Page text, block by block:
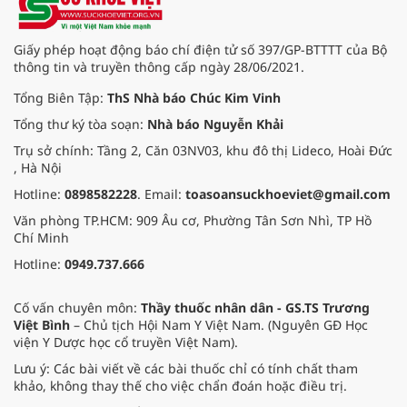
Giấy phép hoạt động báo chí điện tử số 397/GP-BTTTT của Bộ
thông tin và truyền thông cấp ngày 28/06/2021.
Tổng Biên Tập: ThS Nhà báo Chúc Kim Vinh
Tổng thư ký tòa soạn: Nhà báo Nguyễn Khải
Trụ sở chính: Tầng 2, Căn 03NV03, khu đô thị Lideco, Hoài Đức
, Hà Nội
Hotline: 0898582228. Email: toasoansuckhoeviet@gmail.com
Văn phòng TP.HCM: 909 Âu cơ, Phường Tân Sơn Nhì, TP Hồ
Chí Minh
Hotline: 0949.737.666
Cố vấn chuyên môn: Thầy thuốc nhân dân - GS.TS Trương
Việt Bình – Chủ tịch Hội Nam Y Việt Nam. (Nguyên GĐ Học
viện Y Dược học cổ truyền Việt Nam).
Lưu ý: Các bài viết về các bài thuốc chỉ có tính chất tham
khảo, không thay thế cho việc chẩn đoán hoặc điều trị.